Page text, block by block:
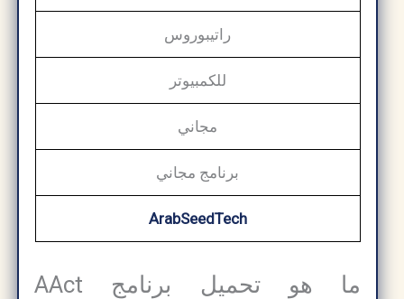
راتيبوروس
للكمبيوتر
مجاني
برنامج مجاني
ArabSeedTech
ما هو تحميل برنامج AAct